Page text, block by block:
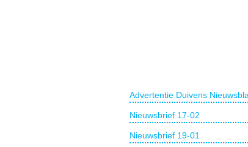
Advertentie Duivens
Nieuwsbrief 17-02
Nieuwsbrief 19-01